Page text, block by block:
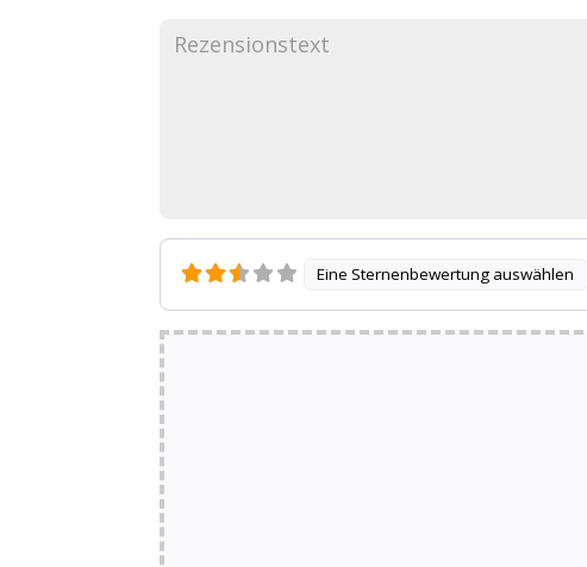
Eine Sternenbewertung auswählen